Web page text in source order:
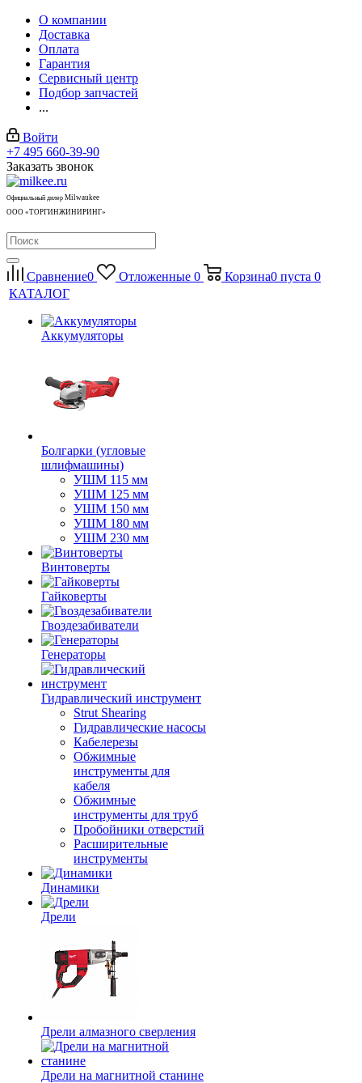
О компании
Доставка
Оплата
Гарантия
Сервисный центр
Подбор запчастей
...
Войти
+7 495 660-39-90
Заказать звонок
Официальный дилер Milwaukee
ООО «ТОРГИНЖИНИРИНГ»
Сравнение0 Отложенные 0 Корзина0 пуста 0
КАТАЛОГ
Аккумуляторы
Болгарки (угловые
шлифмашины)
УШМ 115 мм
УШМ 125 мм
УШМ 150 мм
УШМ 180 мм
УШМ 230 мм
Винтоверты
Гайковерты
Гвоздезабиватели
Генераторы
Гидравлический инструмент
Strut Shearing
Гидравлические насосы
Кабелерезы
Обжимные
инструменты для
кабеля
Обжимные
инструменты для труб
Пробойники отверстий
Расширительные
инструменты
Динамики
Дрели
Дрели алмазного сверления
Дрели на магнитной станине